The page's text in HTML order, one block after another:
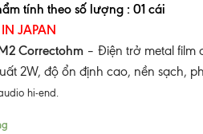
tính theo số lượng : 01 cái
JAPAN
Correctohm – Điện trở metal film
2W, độ ổn định cao, nền sạch,
hi-end.